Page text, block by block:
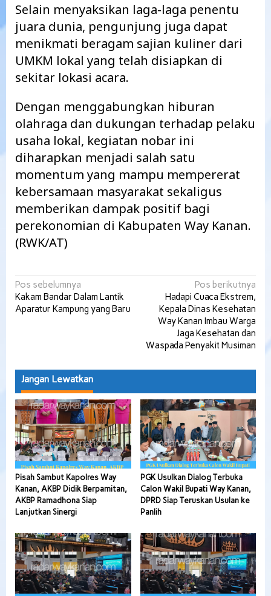
Selain menyaksikan laga-laga penentu
juara dunia, pengunjung juga dapat
menikmati beragam sajian kuliner dari
UMKM lokal yang telah disiapkan di
sekitar lokasi acara.
Dengan menggabungkan hiburan
olahraga dan dukungan terhadap pelaku
usaha lokal, kegiatan nobar ini
diharapkan menjadi salah satu
momentum yang mampu mempererat
kebersamaan masyarakat sekaligus
memberikan dampak positif bagi
perekonomian di Kabupaten Way Kanan.
(RWK/AT)
Navigasi
pos
Pos sebelumnya
Kakam Bandar Dalam Lantik
Aparatur Kampung yang Baru
Pos berikutnya
Hadapi Cuaca Ekstrem,
Kepala Dinas Kesehatan
Way Kanan Imbau Warga
Jaga Kesehatan dan
Waspada Penyakit Musiman
Jangan Lewatkan
Pisah Sambut Kapolres Way
Kanan, AKBP Didik Berpamitan,
AKBP Ramadhona Siap
Lanjutkan Sinergi
PGK Usulkan Dialog Terbuka
Calon Wakil Bupati Way Kanan,
DPRD Siap Teruskan Usulan ke
Panlih